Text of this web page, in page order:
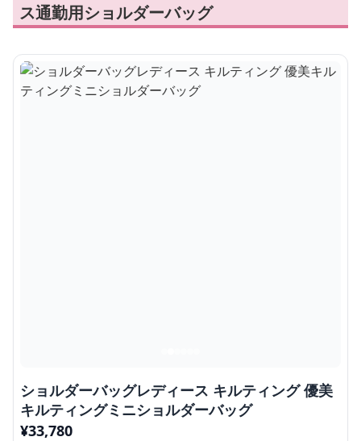
ス通勤用ショルダーバッグ
ショルダーバッグレディース キルティング 優美
キルティングミニショルダーバッグ
¥33,780